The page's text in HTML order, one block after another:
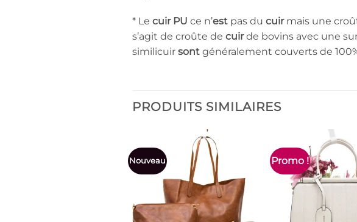
* Le cuir PU ce n’est pas du cuirmais une
s’agit de croûte de cuirde bovins avec une
similicuir sont généralement couverts de
PRODUITS SIMILAIRES
Nouveau Promo !